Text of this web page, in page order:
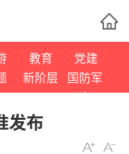
教育
党建
新阶层
国防军
事
发布